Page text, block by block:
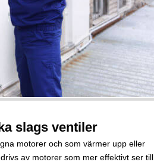
slags ventiler
motorer och som värmer upp eller
av motorer som mer effektivt ser till